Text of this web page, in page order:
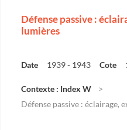
Défense passive :
lumières
Date 1939 - 1943 Cote
Contexte : Index W
Défense passive : éclairage,